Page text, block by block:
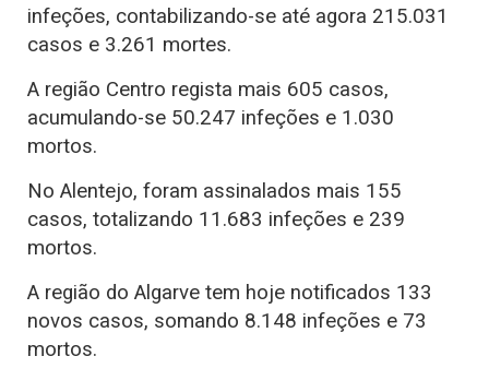
infeções, contabilizando-se até agora 215.031
casos e 3.261 mortes.
A região Centro regista mais 605 casos,
acumulando-se 50.247 infeções e 1.030
mortos.
No Alentejo, foram assinalados mais 155
casos, totalizando 11.683 infeções e 239
mortos.
A região do Algarve tem hoje notificados 133
novos casos, somando 8.148 infeções e 73
mortos.